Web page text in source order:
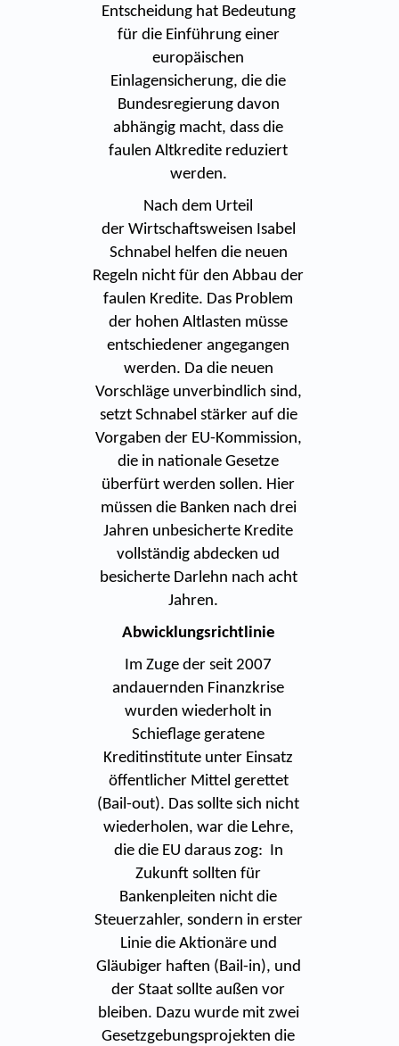
Entscheidung hat Bedeutung
für die Einführung einer
europäischen
Einlagensicherung, die die
Bundesregierung davon
abhängig macht, dass die
faulen Altkredite reduziert
werden.
Nach dem Urteil
der Wirtschaftsweisen Isabel
Schnabel helfen die neuen
Regeln nicht für den Abbau der
faulen Kredite. Das Problem
der hohen Altlasten müsse
entschiedener angegangen
werden. Da die neuen
Vorschläge unverbindlich sind,
setzt Schnabel stärker auf die
Vorgaben der EU-Kommission,
die in nationale Gesetze
überfürt werden sollen. Hier
müssen die Banken nach drei
Jahren unbesicherte Kredite
vollständig abdecken ud
besicherte Darlehn nach acht
Jahren.
Abwicklungsrichtlinie
Im Zuge der seit 2007
andauernden Finanzkrise
wurden wiederholt in
Schieflage geratene
Kreditinstitute unter Einsatz
öffentlicher Mittel gerettet
(Bail-out). Das sollte sich nicht
wiederholen, war die Lehre,
die die EU daraus zog: In
Zukunft sollten für
Bankenpleiten nicht die
Steuerzahler, sondern in erster
Linie die Aktionäre und
Gläubiger haften (Bail-in), und
der Staat sollte außen vor
bleiben. Dazu wurde mit zwei
Gesetzgebungsprojekten die